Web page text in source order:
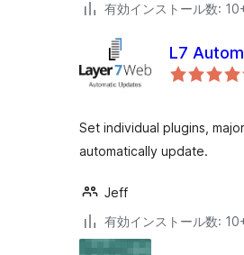
有効インストール数:
L7
Set individual plugins,
automatically update.
Jeff
有効インストール数: